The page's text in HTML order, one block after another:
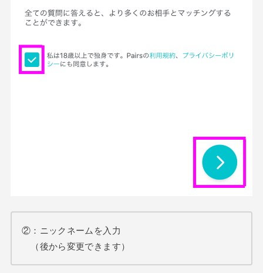
②：ニックネームを入力
（後から変更できます）